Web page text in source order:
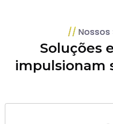
Nossos
Soluções
impulsionam